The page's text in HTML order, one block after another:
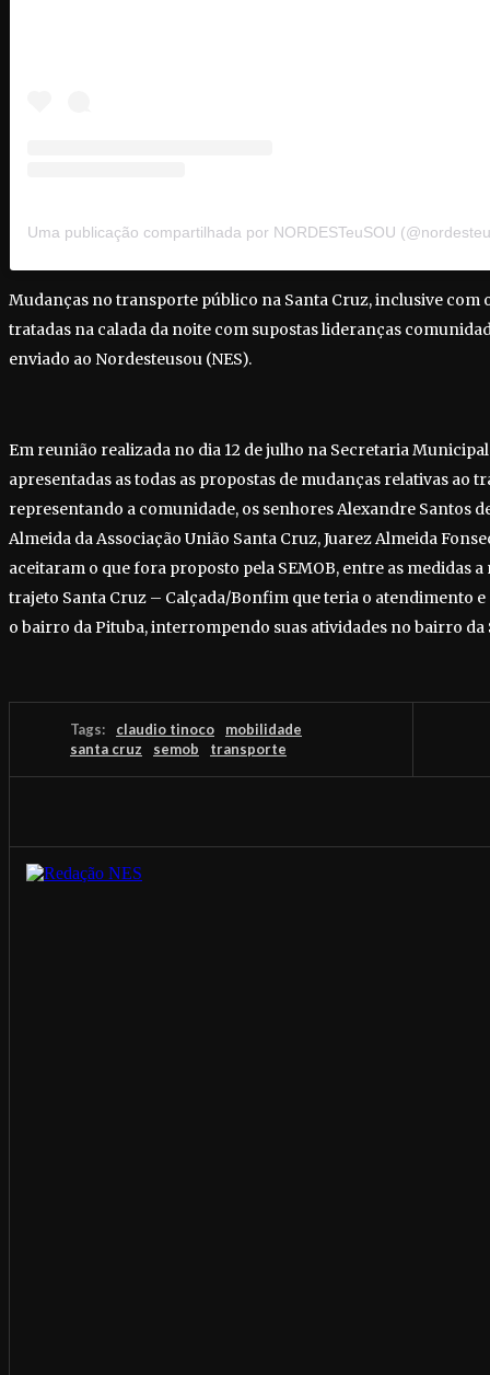
Uma publicação compartilhada por NORDESTeuSOU
Mudanças no transporte público na Santa Cruz, inclusive com
tratadas na calada da noite com supostas lideranças
enviado ao Nordesteusou (NES).
Em reunião realizada no dia 12 de julho na Secretaria
apresentadas as todas as propostas de mudanças relativas ao
representando a comunidade, os senhores Alexandre Santos
Almeida da Associação União Santa Cruz, Juarez Almeida
aceitaram o que fora proposto pela SEMOB, entre as medidas
trajeto Santa Cruz – Calçada/Bonfim que teria o atendimento
o bairro da Pituba, interrompendo suas atividades no bairro da
Tags: claudio tinoco
mobilidade
santa cruz
semob transporte